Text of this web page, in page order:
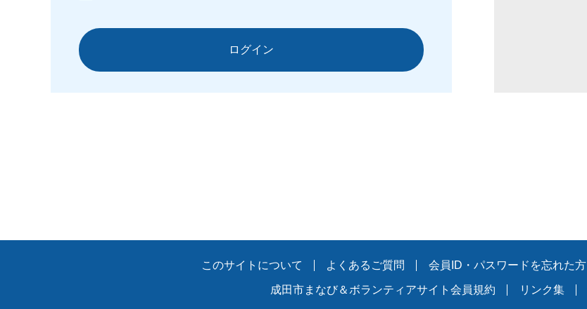
ログイン
このサイトについて よくあるご質問 会員ID・パスワードを忘れた方
成田市まなび＆ボランティアサイト会員規約 リンク集